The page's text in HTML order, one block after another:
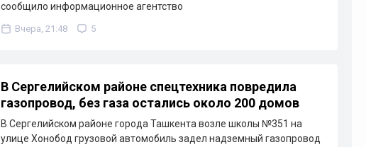
сообщило информационное агентство
Вчера, 21:48 5
В Сергелийском районе спецтехника повредила
газопровод, без газа остались около 200 домов
В Сергелийском районе города Ташкента возле школы №351 на
улице Хонобод грузовой автомобиль задел надземный газопровод